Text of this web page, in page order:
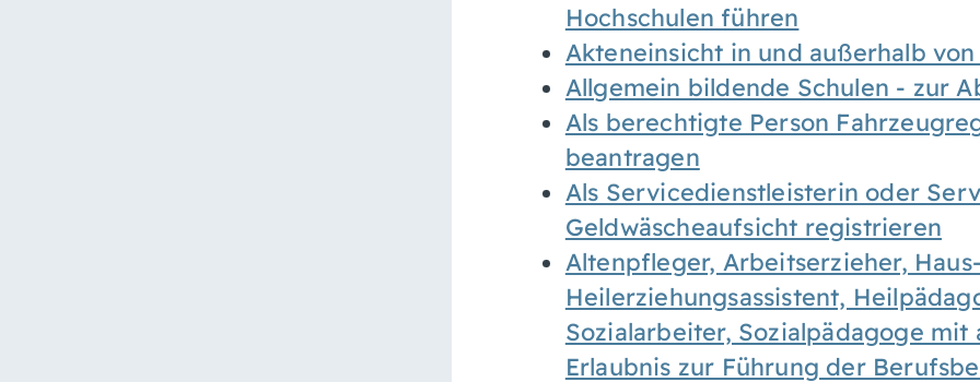
Hochschulen führen
Akteneinsicht in und außerhalb
Allgemein bildende Schulen - zur
Als berechtigte Person
beantragen
Als Servicedienstleisterin oder
Geldwäscheaufsicht registrieren
Altenpfleger, Arbeitserzieher,
Heilerziehungsassistent,
Sozialarbeiter, Sozialpädagoge
Erlaubnis zur Führung der